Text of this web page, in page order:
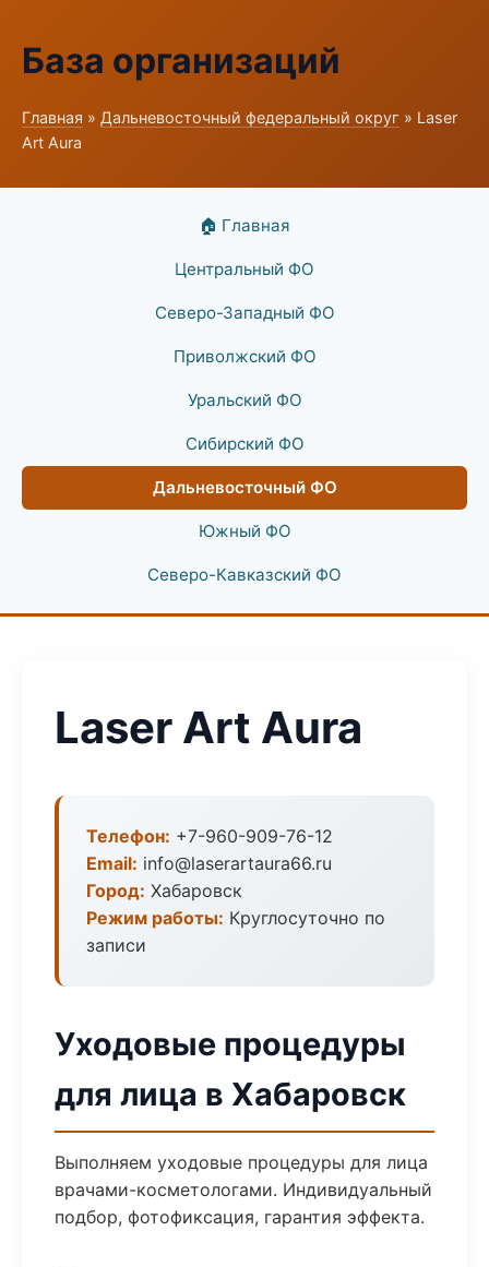
База организаций
Главная » Дальневосточный федеральный округ » Laser
Art Aura
🏠 Главная
Центральный ФО
Северо-Западный ФО
Приволжский ФО
Уральский ФО
Сибирский ФО
Дальневосточный ФО
Южный ФО
Северо-Кавказский ФО
Laser Art Aura
Телефон: +7-960-909-76-12
Email: info@laserartaura66.ru
Город: Хабаровск
Режим работы: Круглосуточно по
записи
Уходовые процедуры
для лица в Хабаровск
Выполняем уходовые процедуры для лица
врачами-косметологами. Индивидуальный
подбор, фотофиксация, гарантия эффекта.